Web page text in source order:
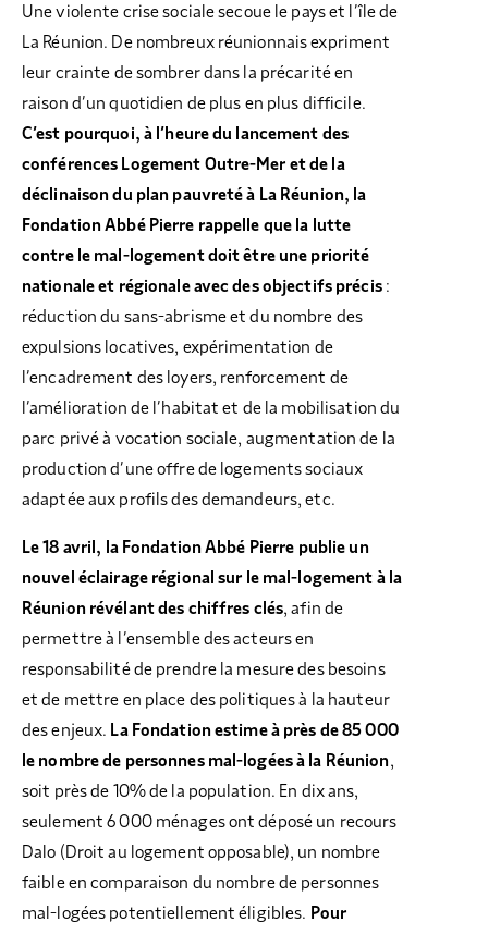
Une violente crise sociale secoue le pays et l’île de
La Réunion. De nombreux réunionnais expriment
leur crainte de sombrer dans la précarité en
raison d’un quotidien de plus en plus difficile.
C’est pourquoi, à l’heure du lancement des
conférences Logement Outre-Mer et de la
déclinaison du plan pauvreté à La Réunion, la
Fondation Abbé Pierre rappelle que la lutte
contre le mal-logement doit être une priorité
nationale et régionale avec des objectifs précis:
réduction du sans-abrisme et du nombre des
expulsions locatives, expérimentation de
l’encadrement des loyers, renforcement de
l’amélioration de l’habitat et de la mobilisation du
parc privé à vocation sociale, augmentation de la
production d’une offre de logements sociaux
adaptée aux profils des demandeurs, etc.
Le 18 avril, la Fondation Abbé Pierre publie un
nouvel éclairage régional sur le mal-logement à la
Réunion révélant des chiffres clés, afin de
permettre à l’ensemble des acteurs en
responsabilité de prendre la mesure des besoins
et de mettre en place des politiques à la hauteur
des enjeux. La Fondation estime à près de 85 000
le nombre de personnes mal-logées à la Réunion,
soit près de 10% de la population. En dix ans,
seulement 6 000 ménages ont déposé un recours
Dalo (Droit au logement opposable), un nombre
faible en comparaison du nombre de personnes
mal-logées potentiellement éligibles. Pour